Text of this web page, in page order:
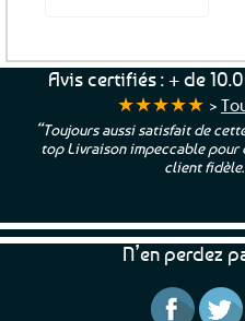
Avis certifiés : + de
★★★★★ >
“Toujours aussi satisfait de
top Livraison impeccable pour
client
N’en perdez